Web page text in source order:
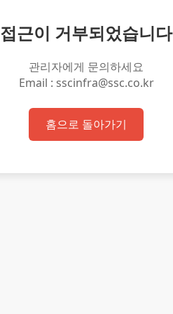
접근이 거부되었습니다
관리자에게 문의하세요
Email : sscinfra@ssc.co.kr
홈으로 돌아가기